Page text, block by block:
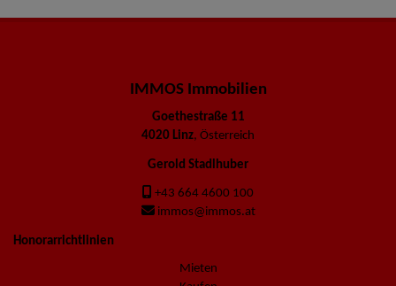
IMMOS Immobilien
Goethestraße 11
4020 Linz, Österreich
Gerold Stadlhuber
+43 664 4600 100
immos@immos.at
Honorarrichtlinien
Mieten